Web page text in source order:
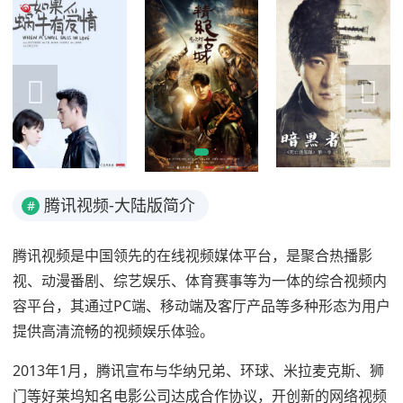
# 腾讯视频-大陆版简介
腾讯视频是中国领先的在线视频媒体平台，是聚合热播影
视、动漫番剧、综艺娱乐、体育赛事等为一体的综合视频内
容平台，其通过PC端、移动端及客厅产品等多种形态为用户
提供高清流畅的视频娱乐体验。
2013年1月，腾讯宣布与华纳兄弟、环球、米拉麦克斯、狮
门等好莱坞知名电影公司达成合作协议，开创新的网络视频